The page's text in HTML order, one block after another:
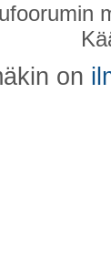
on